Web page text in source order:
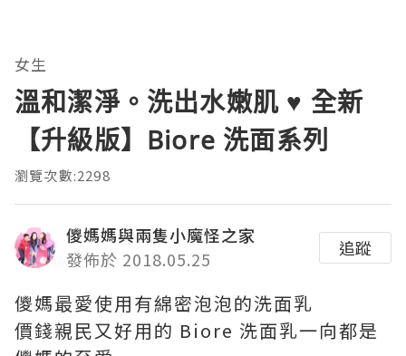
女生
溫和潔淨。洗出水嫩肌 ♥ 全新
【升級版】Biore 洗面系列
瀏覽次數:2298
儍媽媽與兩隻小魔怪之家
發佈於 2018.05.25
追蹤
儍媽最愛使用有綿密泡泡的洗面乳
價錢親民又好用的 Biore 洗面乳一向都是